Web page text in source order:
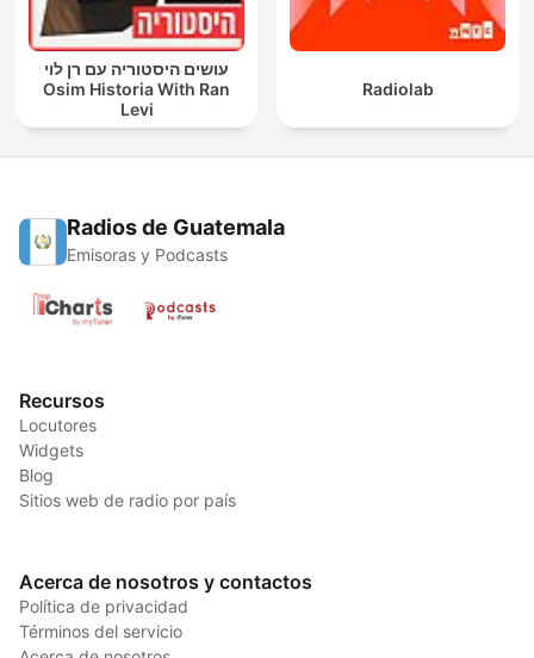
עושים היסטוריה עם רן לוי
Osim Historia With Ran
Levi
Radiolab
Radios de Guatemala
Emisoras y Podcasts
Recursos
Locutores
Widgets
Blog
Sitios web de radio por país
Acerca de nosotros y contactos
Política de privacidad
Términos del servicio